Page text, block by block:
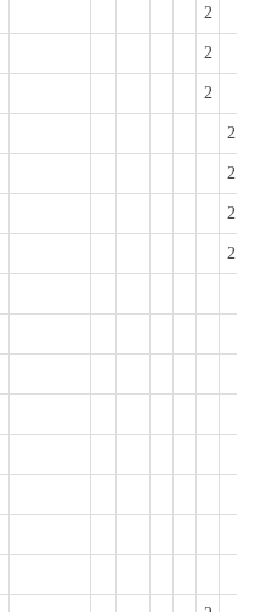
2
2
2
2
2
2
2